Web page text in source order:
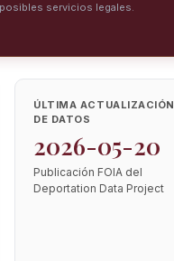
servicios legales.
ÚLTIMA ACTUALIZACIÓN
DE DATOS
2026-05-20
Publicación FOIA del
Deportation Data Project